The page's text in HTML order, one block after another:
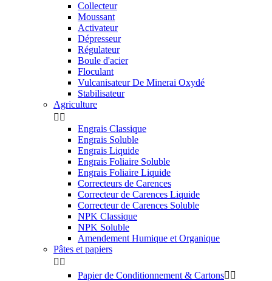
Collecteur
Moussant
Activateur
Dépresseur
Régulateur
Boule d'acier
Floculant
Vulcanisateur De Minerai Oxydé
Stabilisateur
Agriculture
 
Engrais Classique
Engrais Soluble
Engrais Liquide
Engrais Foliaire Soluble
Engrais Foliaire Liquide
Correcteurs de Carences
Correcteur de Carences Liquide
Correcteur de Carences Soluble
NPK Classique
NPK Soluble
Amendement Humique et Organique
Pâtes et papiers
 
Papier de Conditionnement & Cartons 